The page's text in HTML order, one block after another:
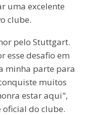
uma excelente
clube.
pelo Stuttgart.
esse desafio em
minha parte para
muitos
estar aqui",
do clube.